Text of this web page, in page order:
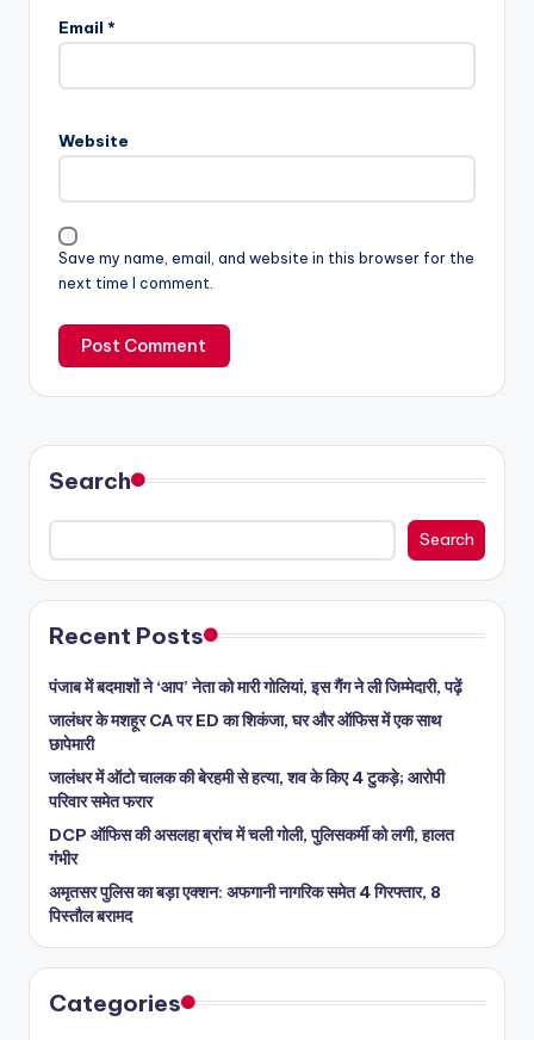
Email *
Website
Save my name, email, and website in this browser for the
next time I comment.
Search
Search
Recent Posts
पंजाब में बदमाशों ने ‘आप’ नेता को मारी गोलियां, इस गैंग ने ली जिम्मेदारी, पढ़ें
जालंधर के मशहूर CA पर ED का शिकंजा, घर और ऑफिस में एक साथ
छापेमारी
जालंधर में ऑटो चालक की बेरहमी से हत्या, शव के किए 4 टुकड़े; आरोपी
परिवार समेत फरार
DCP ऑफिस की असलहा ब्रांच में चली गोली, पुलिसकर्मी को लगी, हालत
गंभीर
अमृतसर पुलिस का बड़ा एक्शन: अफगानी नागरिक समेत 4 गिरफ्तार, 8
पिस्तौल बरामद
Categories